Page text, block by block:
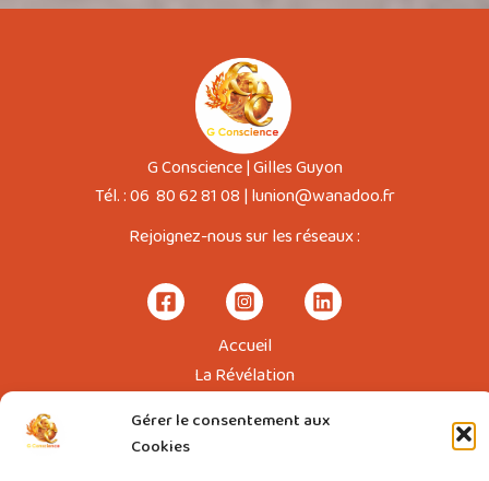
Gérer le consentement aux
Cookies
G Conscience | Gilles Guyon
Tél. : 06 80 62 81 08 | lunion@wanadoo.fr
Rejoignez-nous sur les réseaux :
Accueil
La Révélation
Formations